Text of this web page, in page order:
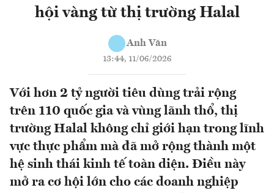
hội vàng từ thị trường Halal
Anh Văn
13:44, 11/06/2026
Với hơn 2 tỷ người tiêu dùng trải rộng
trên 110 quốc gia và vùng lãnh thổ, thị
trường Halal không chỉ giới hạn trong lĩnh
vực thực phẩm mà đã mở rộng thành một
hệ sinh thái kinh tế toàn diện. Điều này
mở ra cơ hội lớn cho các doanh nghiệp